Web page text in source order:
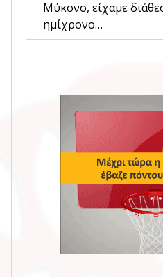
Μύκονο, είχαμε
ημίχρονο…